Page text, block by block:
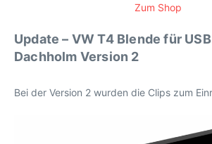
Zum Shop
Update – VW T4 Blende für
Dachholm Version 2
Bei der Version 2 wurden die Clips zum